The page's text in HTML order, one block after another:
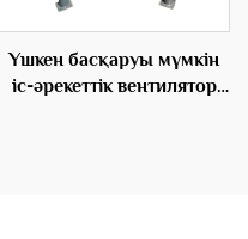
Үшкен басқаруы мүмкін
іс-әрекеттік вентилятор